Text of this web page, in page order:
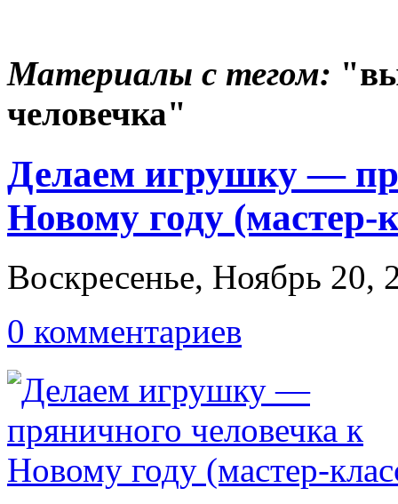
Материалы с тегом:
человечка"
Делаем игрушку —
Новому году (мастер-
Воскресенье, Ноябрь 20,
0 комментариев